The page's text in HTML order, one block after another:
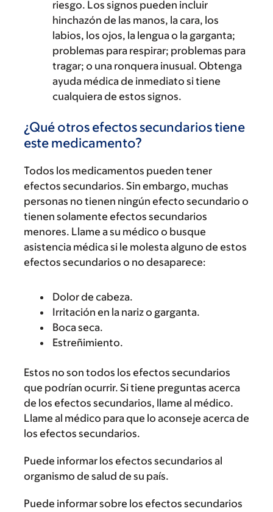
riesgo. Los signos pueden incluir
hinchazón de las manos, la cara, los
labios, los ojos, la lengua o la garganta;
problemas para respirar; problemas para
tragar; o una ronquera inusual. Obtenga
ayuda médica de inmediato si tiene
cualquiera de estos signos.
¿Qué otros efectos secundarios tiene
este medicamento?
Todos los medicamentos pueden tener
efectos secundarios. Sin embargo, muchas
personas no tienen ningún efecto secundario o
tienen solamente efectos secundarios
menores. Llame a su médico o busque
asistencia médica si le molesta alguno de estos
efectos secundarios o no desaparece:
Dolor de cabeza.
Irritación en la nariz o garganta.
Boca seca.
Estreñimiento.
Estos no son todos los efectos secundarios
que podrían ocurrir. Si tiene preguntas acerca
de los efectos secundarios, llame al médico.
Llame al médico para que lo aconseje acerca de
los efectos secundarios.
Puede informar los efectos secundarios al
organismo de salud de su país.
Puede informar sobre los efectos secundarios